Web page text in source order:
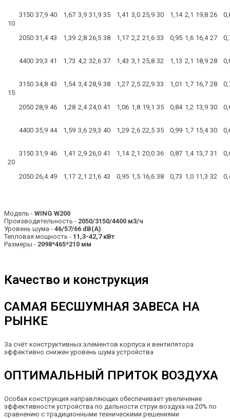
10
3150 37,9 40 1,67 3,9 31,9 35 1,41 3,0 25,9 30 1,14 2,1 19,8 26
2050 31,4 43 1,39 2,8 26,5 38 1,17 2,2 21,6 33 0,95 1,6 16,4 27
15
4400 39,3 41 1,73 4,2 32,6 37 1,43 3,1 25,8 32 1,13 2,1 18,9 28
3150 34,8 43 1,54 3,4 28,9 38 1,27 2,5 22,9 33 1,01 1,7 16,7 28
2050 28,9 46 1,28 2,4 24,0 41 1,06 1,8 19,1 35 0,84 1,2 13,9 30
20
4400 35,9 44 1,59 3,6 29,3 40 1,29 2,6 22,5 35 0,99 1,7 15,4 30
3150 31,9 46 1,41 2,9 26,0 41 1,14 2,1 20,0 36 0,87 1,4 13,7 31
2050 26,4 49 1,17 2,1 21,6 43 0,95 1,5 16,6 38 0,73 1,0 11,3 32
Модель - WING W200
Производительность - 2050/3150/4400 м3/ч
Уровень шума - 46/57/66 dB(A)
Тепловая мощность - 11,3-42,7 кВт
Размеры - 2098*465*210 мм
Качество и конструкция
САМАЯ БЕСШУМНАЯ ЗАВЕСА НА
РЫНКЕ
За счёт конструктивных элементов корпуса и вентилятора
эффективно снижен уровень шума устройства
ОПТИМАЛЬНЫЙ ПРИТОК ВОЗДУХА
Особая конструкция направляющих обеспечивает увеличение
эффективности устройства по дальности струи воздуха на 20% по
сравнению с традиционными техническими решениями